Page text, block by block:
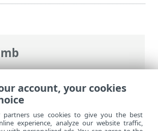
βοήθεια ESET>ESET Small
>Εγκατάσταση>
σε πιο πρόσφατη έκδοση
account, your cookies
partners use cookies to give you the best
experience, analyze our website traffic,